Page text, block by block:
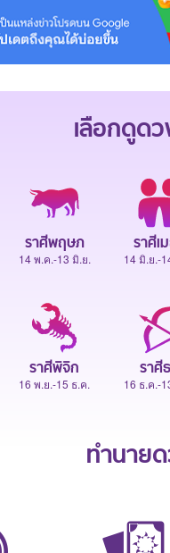
เลือกดูดว
ราศีพฤษภ
14 พ.ค.-13 มิ.ย.
ราศีเ
14 มิ.ย.-
ราศีพิจิก
16 พ.ย.-15 ธ.ค.
ราศี
16 ธ.ค.-
ทำนาย